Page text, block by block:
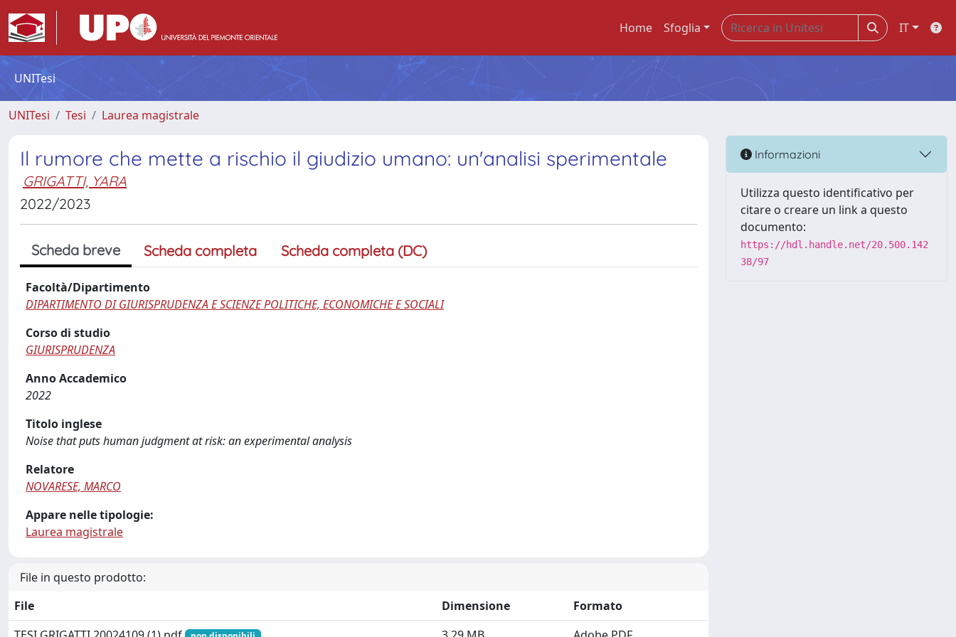
Home Sfoglia IT
UNITesi
UNITesi Tesi Laurea magistrale
Il rumore che mette a rischio il giudizio umano: un'analisi sperimentale
GRIGATTI, YARA
2022/2023
Scheda breve Scheda completa Scheda completa (DC)
Facoltà/Dipartimento
DIPARTIMENTO DI GIURISPRUDENZA E SCIENZE POLITICHE, ECONOMICHE E SOCIALI
Corso di studio
GIURISPRUDENZA
Anno Accademico
2022
Titolo inglese
Noise that puts human judgment at risk: an experimental analysis
Relatore
NOVARESE, MARCO
Appare nelle tipologie:
Laurea magistrale
File in questo prodotto:
File
Dimensione
Formato
Informazioni
Utilizza questo identificativo per
citare o creare un link a questo
documento:
https://hdl.handle.net/20.500.142
38/97